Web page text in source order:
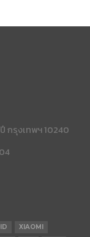
กรุงเทพฯ 10240
XIAOMI